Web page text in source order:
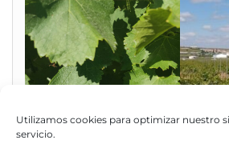
Utilizamos cookies para optimizar nuestro
servicio.